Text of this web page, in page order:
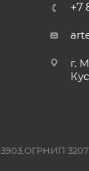
+7
г.